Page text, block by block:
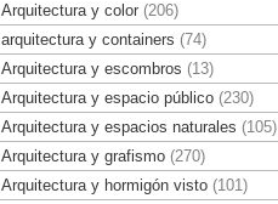
Arquitectura y color(206)
arquitectura y containers (74)
Arquitectura y escombros (13)
Arquitectura y espacio público(230)
Arquitectura y espacios naturales (105)
Arquitectura y grafismo(270)
Arquitectura y hormigón visto(101)